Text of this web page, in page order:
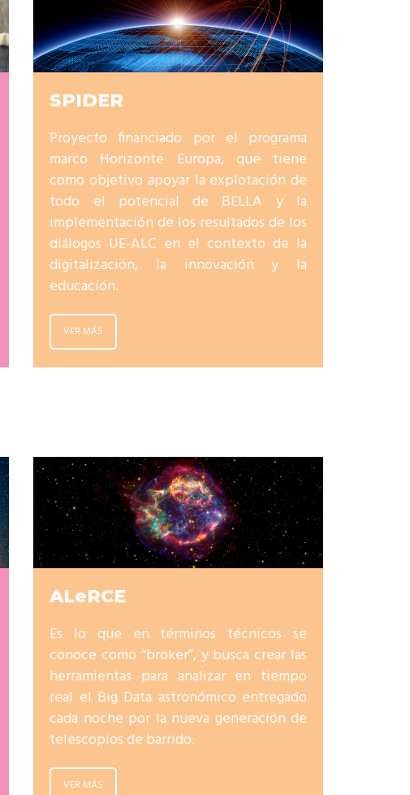
SPIDER
Proyecto financiado por el programa
marco Horizonte Europa, que tiene
como objetivo apoyar la explotación de
todo el potencial de BELLA y la
implementación de los resultados de los
diálogos UE-ALC en el contexto de la
digitalización, la innovación y la
educación.
VER MÁS
ALeRCE
Es lo que en términos técnicos se
conoce como “broker”, y busca crear las
herramientas para analizar en tiempo
real el Big Data astronómico entregado
cada noche por la nueva generación de
telescopios de barrido.
VER MÁS